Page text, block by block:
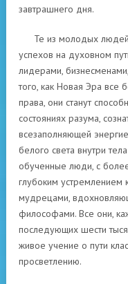
завтрашнего дня.
Те из молодых
успехов на духовном
лидерами,
того, как Новая Эра все
права, они станут
состояниях разума,
всезаполняющей
белого света внутри
обученные люди, с
глубоким устремлением
мудрецами,
философами. Все они,
последующих шести
живое учение о пути
просветлению.